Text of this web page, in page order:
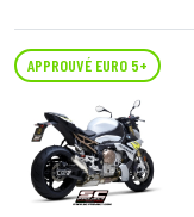
APPROUVÉ EURO 5+